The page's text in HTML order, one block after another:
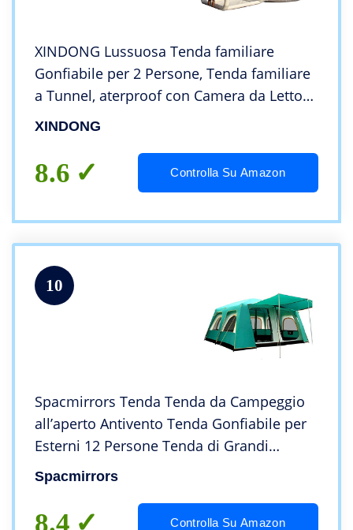
XINDONG Lussuosa Tenda familiare
Gonfiabile per 2 Persone, Tenda familiare
a Tunnel, aterproof con Camera da Letto
separata e Ampia panoramica
XINDONG
8.6 Controlla Su Amazon
10
Spacmirrors Tenda Tenda da Campeggio
all’aperto Antivento Tenda Gonfiabile per
Esterni 12 Persone Tenda di Grandi
Dimensioni con Due stanze e Una Sala
Adatta per Il Campeggio
Spacmirrors
8.4 Controlla Su Amazon